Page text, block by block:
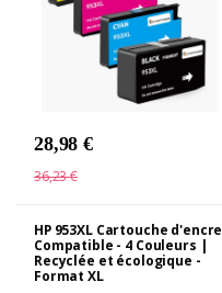
28,98 €
36,23 €
HP 953XL Cartouche d'encre
Compatible - 4 Couleurs |
Recyclée et écologique -
Format XL